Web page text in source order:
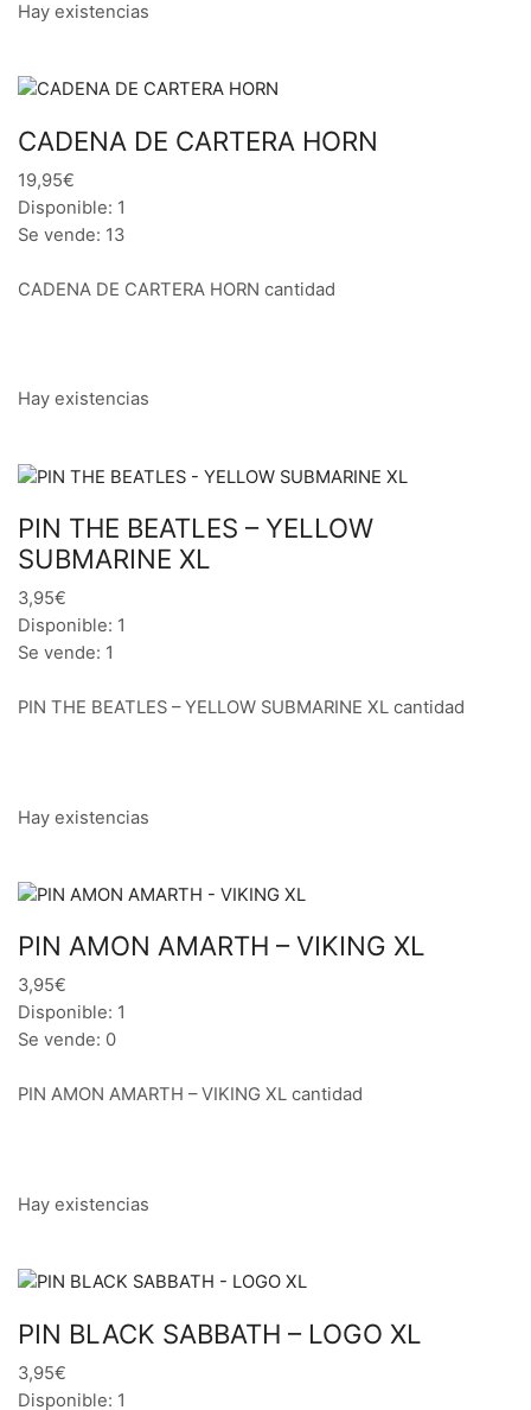
Hay existencias
CADENA DE CARTERA HORN
19,95€
Disponible: 1
Se vende: 13
CADENA DE CARTERA HORN cantidad
Hay existencias
PIN THE BEATLES – YELLOW
SUBMARINE XL
3,95€
Disponible: 1
Se vende: 1
PIN THE BEATLES – YELLOW SUBMARINE XL cantidad
Hay existencias
PIN AMON AMARTH – VIKING XL
3,95€
Disponible: 1
Se vende: 0
PIN AMON AMARTH – VIKING XL cantidad
Hay existencias
PIN BLACK SABBATH – LOGO XL
3,95€
Disponible: 1